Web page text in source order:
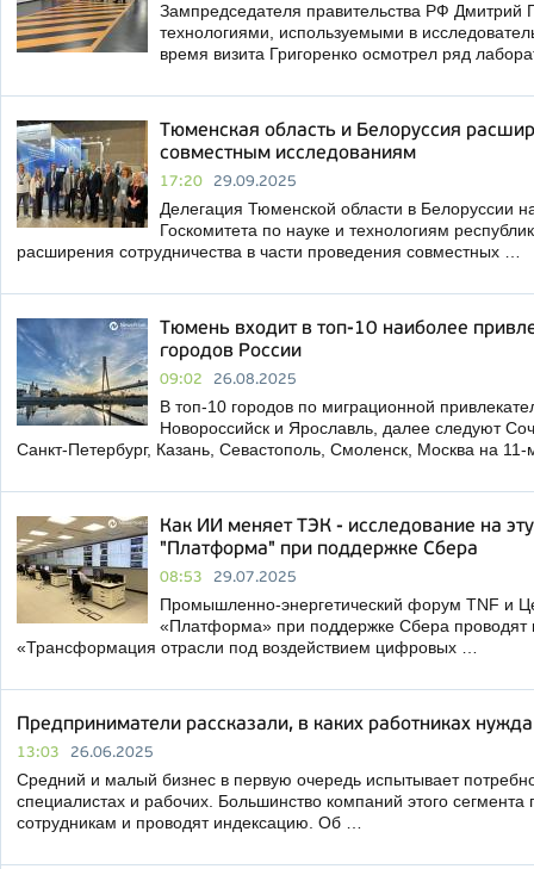
Зампредседателя правительства РФ Дмитрий
технологиями, используемыми в
время визита Григоренко осмотрел ряд
Тюменская область и Белоруссия
совместным исследованиям
17:20 29.09.2025
Делегация Тюменской области в Белоруссии
Госкомитета по науке и технологиям
расширения сотрудничества в части проведения совместных …
Тюмень входит в топ-10 наиболее
городов России
09:02 26.08.2025
В топ-10 городов по миграционной
Новороссийск и Ярославль, далее следуют
Санкт-Петербург, Казань, Севастополь, Смоленск, Москва на
Как ИИ меняет ТЭК - исследование на
"Платформа" при поддержке Сбера
08:53 29.07.2025
Промышленно-энергетический форум TNF и
«Платформа» при поддержке Сбера проводят
«Трансформация отрасли под воздействием цифровых …
Предприниматели рассказали, в каких работниках
13:03 26.06.2025
Средний и малый бизнес в первую очередь испытывает
специалистах и рабочих. Большинство компаний этого
сотрудникам и проводят индексацию. Об …